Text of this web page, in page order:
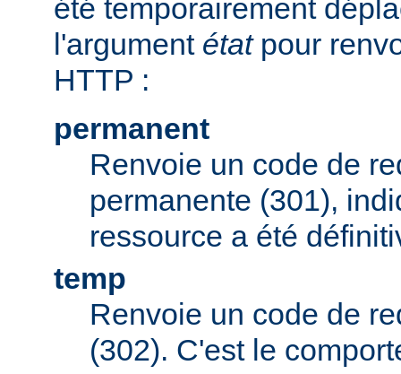
été temporairement
l'argument étatpour
HTTP :
permanent
Renvoie un code de
permanente (301),
ressource a été
temp
Renvoie un code de
(302). C'est le